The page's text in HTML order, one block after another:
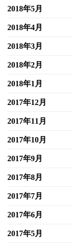
2018年5月
2018年4月
2018年3月
2018年2月
2018年1月
2017年12月
2017年11月
2017年10月
2017年9月
2017年8月
2017年7月
2017年6月
2017年5月